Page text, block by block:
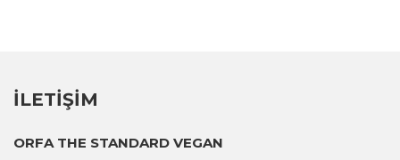
İLETİŞİM
ORFA THE STANDARD VEGAN